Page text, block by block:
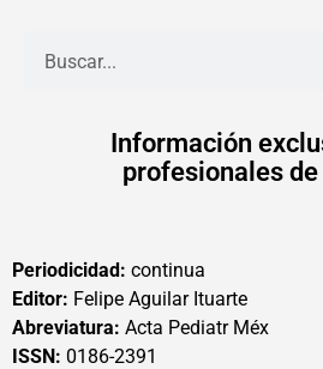
Información
profesionales de
Periodicidad: continua
Editor: Felipe Aguilar Ituarte
Abreviatura: Acta Pediatr Méx
ISSN: 0186-2391